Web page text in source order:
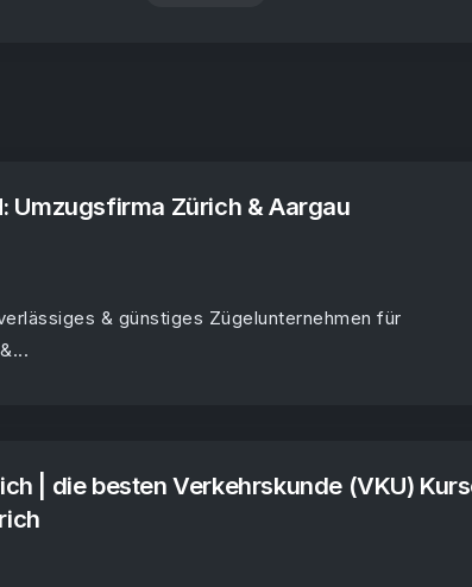
Umzugsfirma Zürich & Aargau
& günstiges Zügelunternehmen für
| die besten Verkehrskunde (VKU)